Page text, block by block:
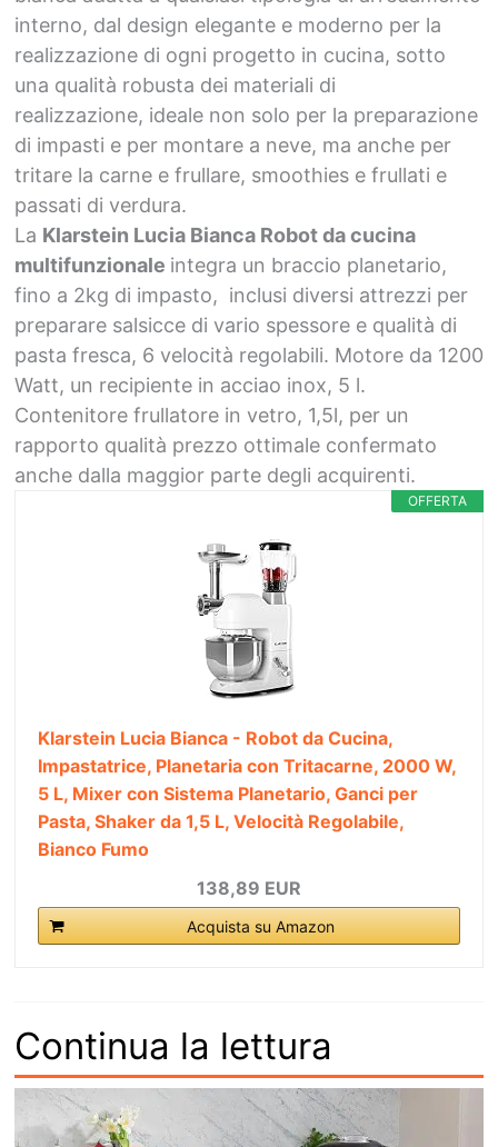
interno, dal design elegante e moderno per la
realizzazione di ogni progetto in cucina, sotto
una qualità robusta dei materiali di
realizzazione, ideale non solo per la preparazione
di impasti e per montare a neve, ma anche per
tritare la carne e frullare, smoothies e frullati e
passati di verdura.
La Klarstein Lucia Bianca Robot da cucina
multifunzionale integra un braccio planetario,
fino a 2kg di impasto, inclusi diversi attrezzi per
preparare salsicce di vario spessore e qualità di
pasta fresca, 6 velocità regolabili. Motore da 1200
Watt, un recipiente in acciao inox, 5 l.
Contenitore frullatore in vetro, 1,5l, per un
rapporto qualità prezzo ottimale confermato
anche dalla maggior parte degli acquirenti.
OFFERTA
Klarstein Lucia Bianca - Robot da Cucina,
Impastatrice, Planetaria con Tritacarne, 2000 W,
5 L, Mixer con Sistema Planetario, Ganci per
Pasta, Shaker da 1,5 L, Velocità Regolabile,
Bianco Fumo
138,89 EUR
Acquista su Amazon
Continua la lettura